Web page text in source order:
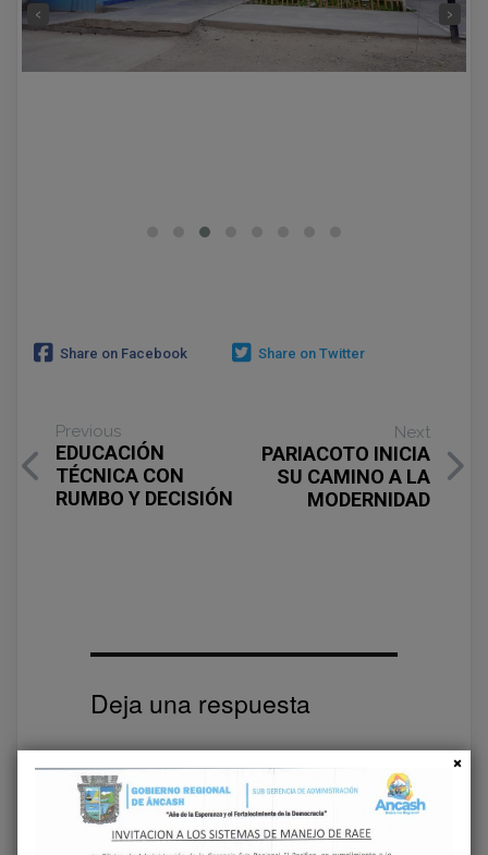
‹ ›
Share on Facebook Share on Twitter
Previous
EDUCACIÓN
TÉCNICA CON
RUMBO Y DECISIÓN
Next
PARIACOTO INICIA
SU CAMINO A LA
MODERNIDAD
Deja una respuesta
Tu dirección de correo electrónico no será
publicada. Los campos obligatorios están
marcados con *